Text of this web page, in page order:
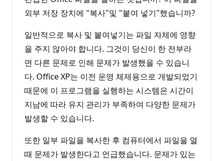
외부 저장 장치에 "복사"및 "붙여 넣기"했습니까?
일반적으로 복사 및 붙여넣기는 파일 자체에 영향
을 주지 않아야 합니다. 그것이 당신이 한 전부라
면 다른 문제로 인해 문제가 발생했을 수 있습니
다. Office XP는 이전 운영 체제용으로 개발되었기
때문에 이 프로그램을 실행하는 시스템은 시간이
지남에 따라 유지 관리가 부족하여 다양한 문제가
발생할 수 있습니다.
또한 일부 파일을 복사한 후 컴퓨터에서 파일을 열
때 문제가 발생한다고 언급했습니다. 문제가 있는